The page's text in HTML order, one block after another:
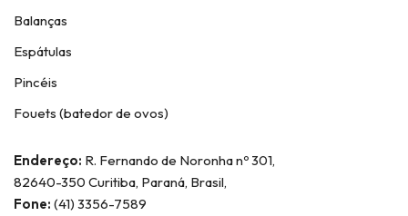
Balanças
Espátulas
Pincéis
Fouets (batedor de ovos)
Endereço: R. Fernando de Noronha nº 301,
82640-350 Curitiba, Paraná, Brasil,
Fone: (41) 3356-7589